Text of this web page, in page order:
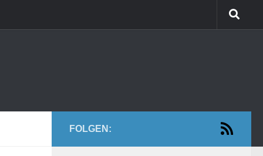
FOLGEN: